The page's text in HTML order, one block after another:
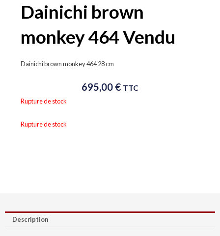
Dainichi brown
monkey 464 Vendu
Dainichi brown monkey 464 28 cm
695,00 € TTC
Rupture de stock
Rupture de stock
Description